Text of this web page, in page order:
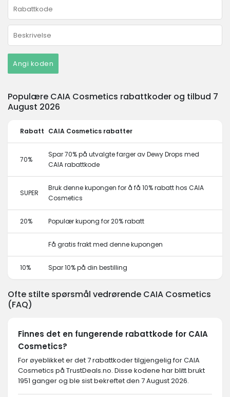
Angi koden
Populære CAIA Cosmetics rabattkoder og tilbud 7
August 2026
Rabatt CAIA Cosmetics rabatter
70%
Spar 70% på utvalgte farger av Dewy Drops med
CAIA rabattkode
SUPER
Bruk denne kupongen for å få 10% rabatt hos CAIA
Cosmetics
20% Populær kupong for 20% rabatt
Få gratis frakt med denne kupongen
10% Spar 10% på din bestilling
Ofte stilte spørsmål vedrørende CAIA Cosmetics
(FAQ)
Finnes det en fungerende rabattkode for CAIA
Cosmetics?
For øyeblikket er det 7 rabattkoder tilgjengelig for CAIA
Cosmetics på TrustDeals.no. Disse kodene har blitt brukt
1951 ganger og ble sist bekreftet den 7 August 2026.